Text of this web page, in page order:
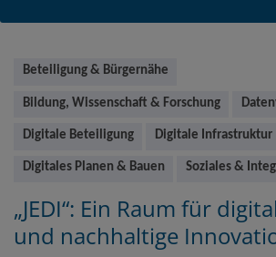
Main
content
Beteiligung & Bürgernähe
Bildung, Wissenschaft & Forschung
Digitale Beteiligung Digitale Infrastruktur
Digitales Planen & Bauen Soziales &
„JEDI“: Ein Raum für
und nachhaltige